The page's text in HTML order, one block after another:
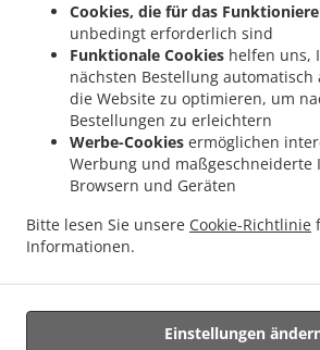
Cookies, die für das
unbedingt erforderlich sind
Funktionale Cookies helfen uns,
nächsten Bestellung
die Website zu optimieren, um
Bestellungen zu erleichtern
Werbe-Cookies ermöglichen
Werbung und maßgeschneiderte
Browsern und Geräten
Bitte lesen Sie unsere Cookie-Richtlinie
Informationen.
Einstellungen
der Cookie-Richtlinie
Kontakt
Am Wedelgraben 40, 89522
+49 7321 3067412
Tischreservierung
Im Voraus bestellen
Unterstützt von: